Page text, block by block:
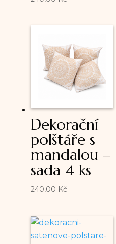
Dekorační
polštáře s
mandalou –
sada 4 ks
240,00 Kč